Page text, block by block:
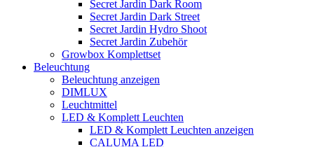
Secret Jardin Dark Room
Secret Jardin Dark Street
Secret Jardin Hydro Shoot
Secret Jardin Zubehör
Growbox Komplettset
Beleuchtung
Beleuchtung anzeigen
DIMLUX
Leuchtmittel
LED & Komplett Leuchten
LED & Komplett Leuchten anzeigen
CALUMA LED